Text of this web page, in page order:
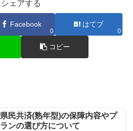
シェアする
Facebook
0
はてブ
0
コピー
県民共済(熟年型)の保障内容やプ
ランの選び方について